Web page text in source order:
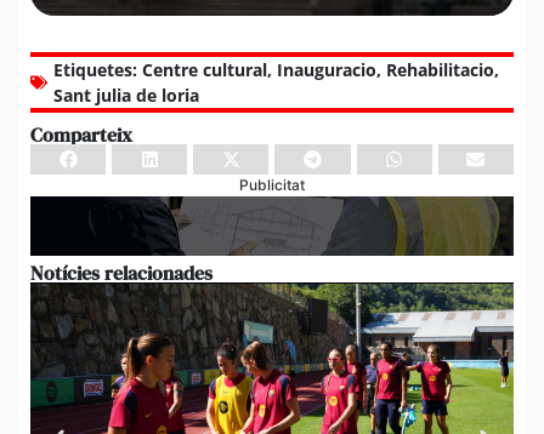
Etiquetes: Centre cultural, Inauguracio, Rehabilitacio,
Sant julia de loria
Comparteix
Publicitat
Notícies relacionades